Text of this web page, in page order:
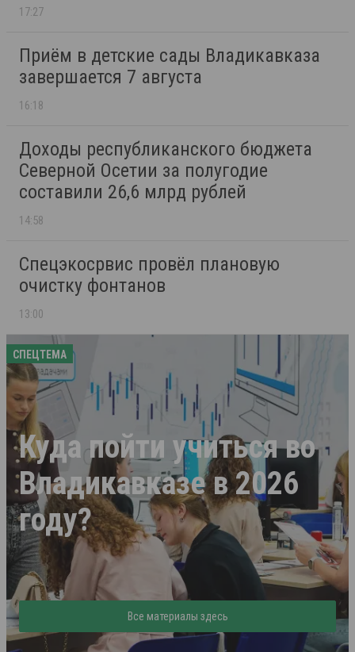
17:27
Приём в детские сады Владикавказа
завершается 7 августа
16:18
Доходы республиканского бюджета
Северной Осетии за полугодие
составили 26,6 млрд рублей
14:58
Спецэкосрвис провёл плановую
очистку фонтанов
13:00
СПЕЦТЕМА
Куда пойти учиться во
Владикавказе в 2026
году?
Все материалы здесь